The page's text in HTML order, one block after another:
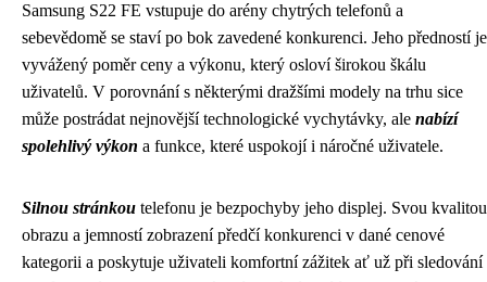
Samsung S22 FE vstupuje do arény chytrých telefonů a
sebevědomě se staví po bok zavedené konkurenci. Jeho předností je
vyvážený poměr ceny a výkonu, který osloví širokou škálu
uživatelů. V porovnání s některými dražšími modely na trhu sice
může postrádat nejnovější technologické vychytávky, ale nabízí
spolehlivý výkon a funkce, které uspokojí i náročné uživatele.
Silnou stránkou telefonu je bezpochyby jeho displej. Svou kvalitou
obrazu a jemností zobrazení předčí konkurenci v dané cenové
kategorii a poskytuje uživateli komfortní zážitek ať už při sledování